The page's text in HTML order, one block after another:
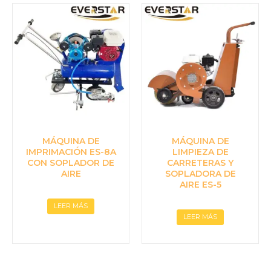
MÁQUINA DE
IMPRIMACIÓN ES-8A
CON SOPLADOR DE
AIRE
LEER MÁS
MÁQUINA DE
LIMPIEZA DE
CARRETERAS Y
SOPLADORA DE
AIRE ES-5
LEER MÁS